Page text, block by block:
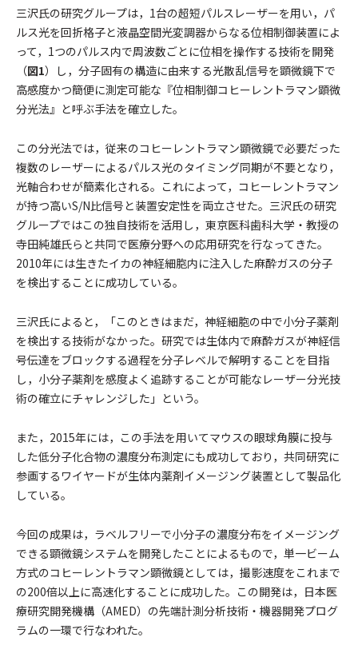
三沢氏の研究グループは，1台の超短パルスレーザーを用い，パ
ルス光を回折格子と液晶空間光変調器からなる位相制御装置によ
って，1つのパルス内で周波数ごとに位相を操作する技術を開発
（図1）し，分子固有の構造に由来する光散乱信号を顕微鏡下で
高感度かつ簡便に測定可能な『位相制御コヒーレントラマン顕微
分光法』と呼ぶ手法を確立した。
この分光法では，従来のコヒーレントラマン顕微鏡で必要だった
複数のレーザーによるパルス光のタイミング同期が不要となり，
光軸合わせが簡素化される。これによって，コヒーレントラマン
が持つ高いS/N比信号と装置安定性を両立させた。三沢氏の研究
グループではこの独自技術を活用し，東京医科歯科大学・教授の
寺田純雄氏らと共同で医療分野への応用研究を行なってきた。
2010年には生きたイカの神経細胞内に注入した麻酔ガスの分子
を検出することに成功している。
三沢氏によると，「このときはまだ，神経細胞の中で小分子薬剤
を検出する技術がなかった。研究では生体内で麻酔ガスが神経信
号伝達をブロックする過程を分子レベルで解明することを目指
し，小分子薬剤を感度よく追跡することが可能なレーザー分光技
術の確立にチャレンジした」という。
また，2015年には，この手法を用いてマウスの眼球角膜に投与
した低分子化合物の濃度分布測定にも成功しており，共同研究に
参画するワイヤードが生体内薬剤イメージング装置として製品化
している。
今回の成果は，ラベルフリーで小分子の濃度分布をイメージング
できる顕微鏡システムを開発したことによるもので，単一ビーム
方式のコヒーレントラマン顕微鏡としては，撮影速度をこれまで
の200倍以上に高速化することに成功した。この開発は，日本医
療研究開発機構（AMED）の先端計測分析技術・機器開発プログ
ラムの一環で行なわれた。